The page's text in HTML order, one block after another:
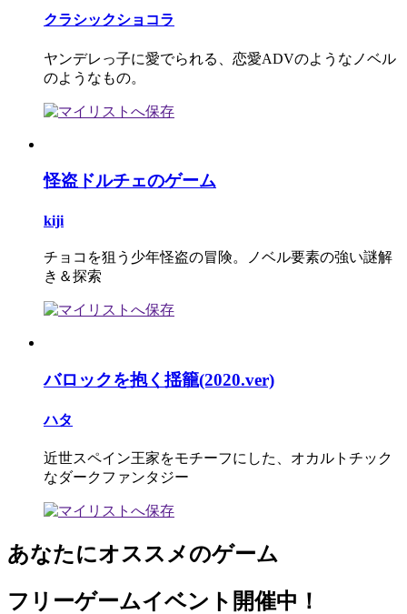
クラシックショコラ
ヤンデレっ子に愛でられる、恋愛ADVのようなノベル
のようなもの。
怪盗ドルチェのゲーム
kiji
チョコを狙う少年怪盗の冒険。ノベル要素の強い謎解
き＆探索
バロックを抱く揺籠(2020.ver)
ハタ
近世スペイン王家をモチーフにした、オカルトチック
なダークファンタジー
あなたにオススメのゲーム
フリーゲームイベント開催中！